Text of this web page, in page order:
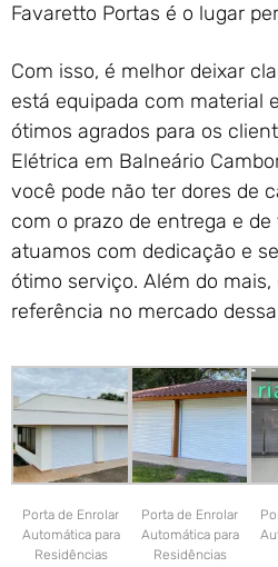
Favaretto Portas é o lugar
Com isso, é melhor deixar
está equipada com material
ótimos agrados para os
Elétrica em Balneário
você pode não ter dores de
com o prazo de entrega e
atuamos com dedicação e
ótimo serviço. Além do
referência no mercado
Porta de Enrolar
Automática para
Residências
Porta de Enrolar
Automática para
Residências